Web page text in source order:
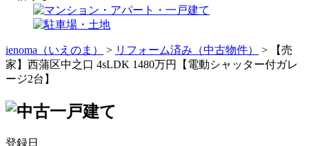
ienoma（いえのま） > リフォーム済み（中古物件）
> 【売
家】西蒲区中之口 4sLDK 1480万円【電動シャッター付ガレ
ージ2台】
登録日